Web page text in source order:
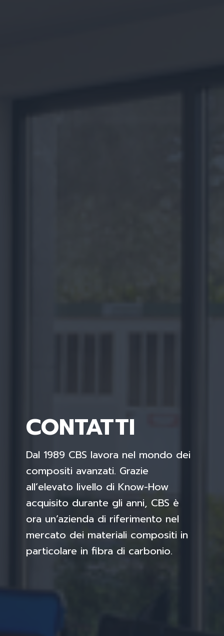
CONTATTI
Dal 1989 CBS lavora nel mondo dei
compositi avanzati. Grazie
all’elevato livello di Know-How
acquisito durante gli anni, CBS è
ora un’azienda di riferimento nel
mercato dei materiali compositi in
particolare in fibra di carbonio.